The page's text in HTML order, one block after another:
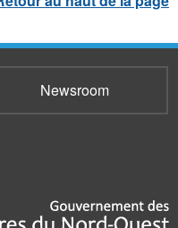
Newsroom